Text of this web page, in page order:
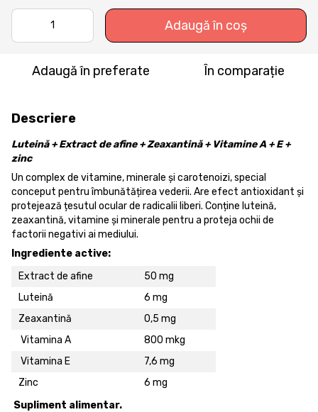
Adaugă în coș
Adaugă în preferate În comparație
Descriere
Luteină + Extract de afine + Zeaxantină + Vitamine A + E +
zinc
Un complex de vitamine, minerale și carotenoizi, special
conceput pentru îmbunătățirea vederii. Are efect antioxidant și
protejează țesutul ocular de radicalii liberi. Conține luteină,
zeaxantină, vitamine și minerale pentru a proteja ochii de
factorii negativi ai mediului.
Ingrediente active:
Extract de afine
50 mg
Luteină
6 mg
Zeaxantină
0,5 mg
Vitamina A
800 mkg
Vitamina E
7,6 mg
Zinc
6 mg
Supliment alimentar.